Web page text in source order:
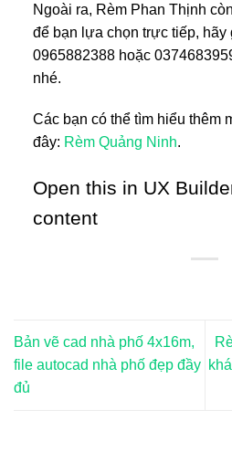
Ngoài ra, Rèm Phan Thịnh
để bạn lựa chọn trực tiếp, hãy
0965882388 hoặc
nhé.
Các bạn có thể tìm hiểu thêm
đây: Rèm Quảng Ninh.
Open this in UX
content
Bản vẽ cad nhà phố 4x16m,
file autocad nhà phố đẹp đầy
đủ